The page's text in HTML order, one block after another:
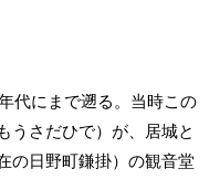
代にまで遡る。当時この
うさだひで）が、居城と
の日野町鎌掛）の観音堂